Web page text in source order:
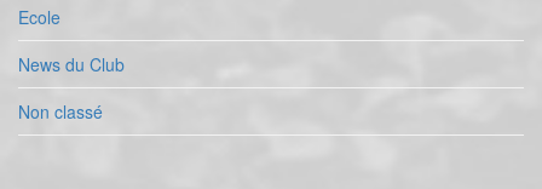
Ecole
News du Club
Non classé